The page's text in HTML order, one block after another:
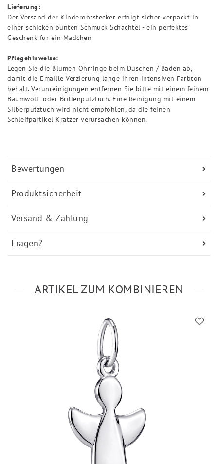
Bewertungen
Produktsicherheit
Versand & Zahlung
Fragen?
Lieferung:
Der Versand der Kinderohrstecker erfolgt sicher verpackt in
einer schicken bunten Schmuck Schachtel - ein perfektes
Geschenk für ein Mädchen
Pflegehinweise:
Legen Sie die Blumen Ohrringe beim Duschen / Baden ab,
damit die Emaille Verzierung lange ihren intensiven Farbton
behält. Verunreinigungen entfernen Sie bitte mit einem feinem
Baumwoll- oder Brillenputztuch. Eine Reinigung mit einem
Silberputztuch wird nicht empfohlen, da die feinen
Schleifpartikel Kratzer verursachen können.
ARTIKEL ZUM KOMBINIEREN